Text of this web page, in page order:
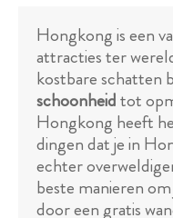
Hongkong is een
attracties ter
kostbare schatten
schoonheidtot
Hongkong heeft
dingen dat je in
echter
beste manieren
door een gratis